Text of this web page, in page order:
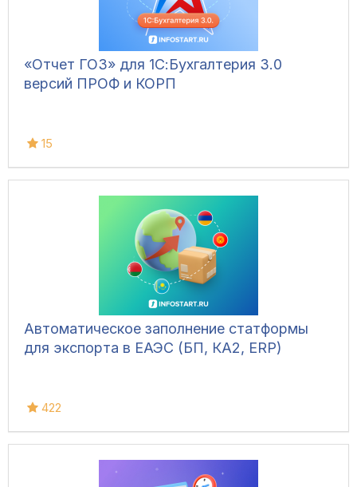
«Отчет ГОЗ» для 1С:Бухгалтерия 3.0
версий ПРОФ и КОРП
15
Автоматическое заполнение статформы
для экспорта в ЕАЭС (БП, КА2, ERP)
422